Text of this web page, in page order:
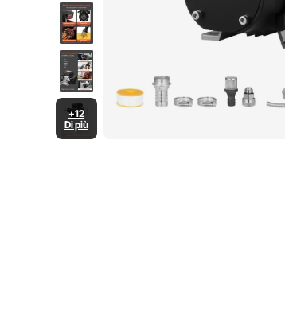
+12
Di più